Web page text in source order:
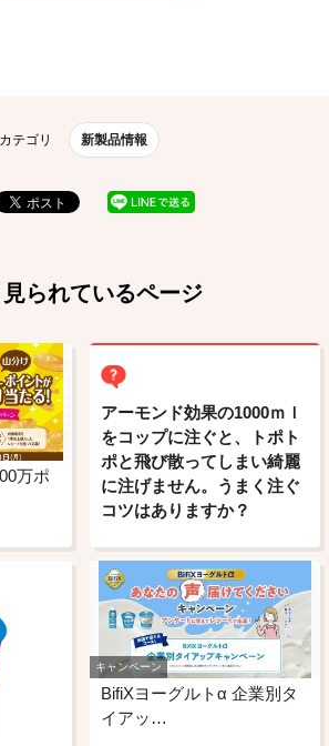
カテゴリ 新製品情報
見られているページ
万ポ
アーモンド効果の1000ｍｌ
をコップに注ぐと、トポト
ポと飛び散ってしまい綺麗
に注げません。うまく注ぐ
コツはありますか？
キャンペーン
BifiXヨーグルトα 企業別タ
イアッ…